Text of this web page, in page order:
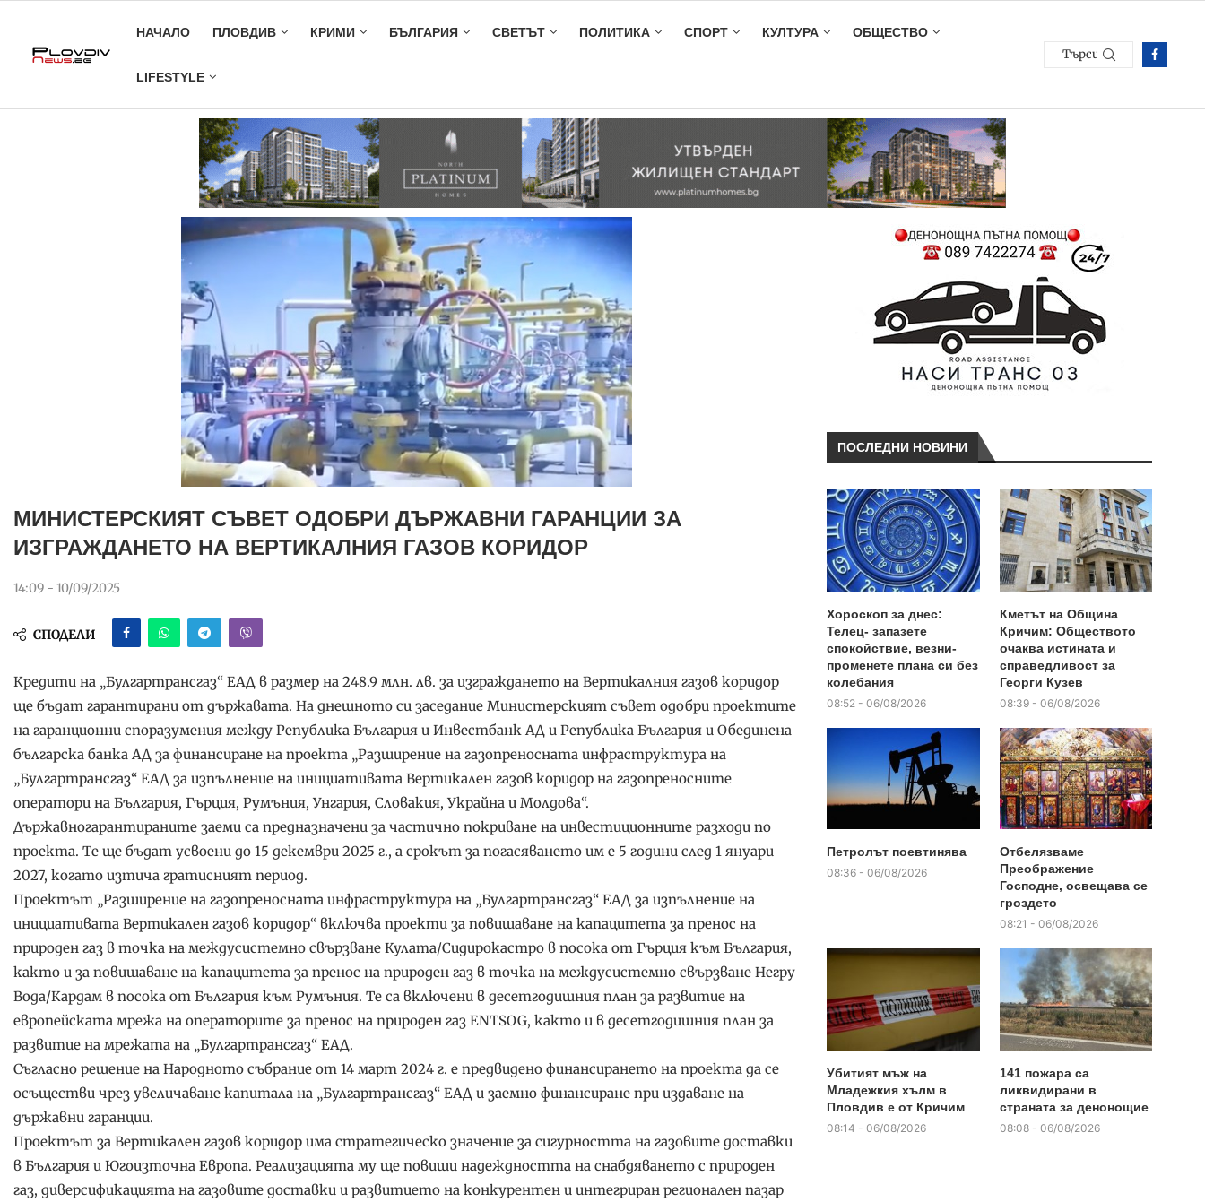
НАЧАЛО ПЛОВДИВ КРИМИ БЪЛГАРИЯ СВЕТЪТ ПОЛИТИКА СПОРТ КУЛТУРА ОБЩЕСТВО
LIFESTYLE
МИНИСТЕРСКИЯТ СЪВЕТ ОДОБРИ ДЪРЖАВНИ ГАРАНЦИИ ЗА
ИЗГРАЖДАНЕТО НА ВЕРТИКАЛНИЯ ГАЗОВ КОРИДОР
14:09 - 10/09/2025
СПОДЕЛИ
Кредити на „Булгартрансгаз“ ЕАД в размер на 248.9 млн. лв. за изграждането на Вертикалния газов коридор
ще бъдат гарантирани от държавата. На днешното си заседание Министерският съвет одобри проектите
на гаранционни споразумения между Република България и Инвестбанк АД и Република България и Обединена
българска банка АД за финансиране на проекта „Разширение на газопреносната инфраструктура на
„Булгартрансгаз“ ЕАД за изпълнение на инициативата Вертикален газов коридор на газопреносните
оператори на България, Гърция, Румъния, Унгария, Словакия, Украйна и Молдова“.
Държавногарантираните заеми са предназначени за частично покриване на инвестиционните разходи по
проекта. Те ще бъдат усвоени до 15 декември 2025 г., а срокът за погасяването им е 5 години след 1 януари
2027, когато изтича гратисният период.
Проектът „Разширение на газопреносната инфраструктура на „Булгартрансгаз“ ЕАД за изпълнение на
инициативата Вертикален газов коридор“ включва проекти за повишаване на капацитета за пренос на
природен газ в точка на междусистемно свързване Кулата/Сидирокастро в посока от Гърция към България,
както и за повишаване на капацитета за пренос на природен газ в точка на междусистемно свързване Негру
Вода/Кардам в посока от България към Румъния. Те са включени в десетгодишния план за развитие на
европейската мрежа на операторите за пренос на природен газ ENTSOG, както и в десетгодишния план за
развитие на мрежата на „Булгартрансгаз“ ЕАД.
Съгласно решение на Народното събрание от 14 март 2024 г. е предвидено финансирането на проекта да се
осъществи чрез увеличаване капитала на „Булгартрансгаз“ ЕАД и заемно финансиране при издаване на
държавни гаранции.
Проектът за Вертикален газов коридор има стратегическо значение за сигурността на газовите доставки
в България и Югоизточна Европа. Реализацията му ще повиши надеждността на снабдяването с природен
газ, диверсификацията на газовите доставки и развитието на конкурентен и интегриран регионален пазар
ПОСЛЕДНИ НОВИНИ
Хороскоп за днес:
Телец- запазете
спокойствие, везни-
променете плана си без
колебания
08:52 - 06/08/2026
Кметът на Община
Кричим: Обществото
очаква истината и
справедливост за
Георги Кузев
08:39 - 06/08/2026
Петролът поевтинява
08:36 - 06/08/2026
Отбелязваме
Преображение
Господне, освещава се
гроздето
08:21 - 06/08/2026
Убитият мъж на
Младежкия хълм в
Пловдив е от Кричим
08:14 - 06/08/2026
141 пожара са
ликвидирани в
страната за денонощие
08:08 - 06/08/2026